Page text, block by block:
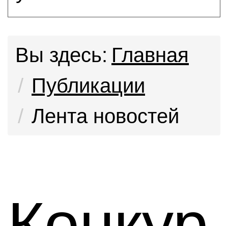
Вы здесь: Главная
Публикации
Лента новостей